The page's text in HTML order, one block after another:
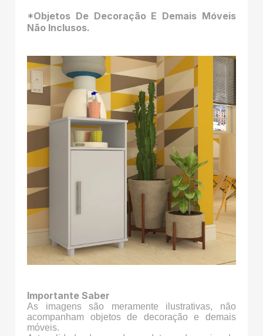
*Objetos De Decoração E Demais Móveis
Não Inclusos.
Importante Saber
As imagens são meramente ilustrativas, não
acompanham objetos de decoração e demais
móveis.